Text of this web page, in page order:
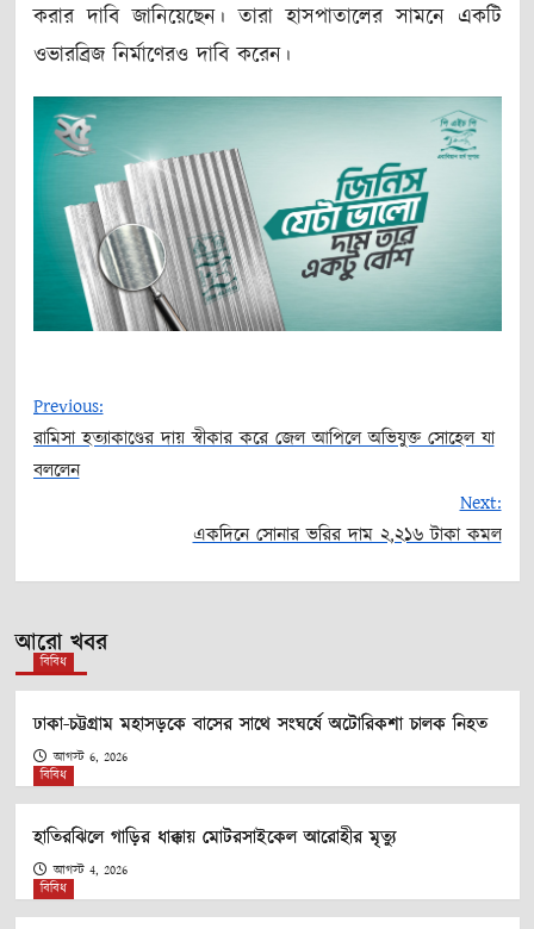
করার দাবি জানিয়েছেন। তারা হাসপাতালের সামনে একটি
ওভারব্রিজ নির্মাণেরও দাবি করেন।
Post
Previous:
রামিসা হত্যাকাণ্ডের দায় স্বীকার করে জেল আপিলে অভিযুক্ত সোহেল যা
বললেন
Next:
একদিনে সোনার ভরির দাম ২,২১৬ টাকা কমল
আরো খবর
বিবিধ
ঢাকা-চট্টগ্রাম মহাসড়কে বাসের সাথে সংঘর্ষে অটোরিকশা চালক নিহত
আগস্ট 6, 2026
বিবিধ
হাতিরঝিলে গাড়ির ধাক্কায় মোটরসাইকেল আরোহীর মৃত্যু
আগস্ট 4, 2026
বিবিধ